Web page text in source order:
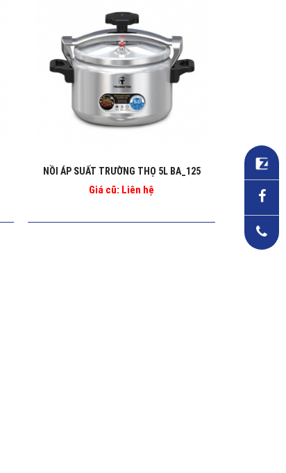
NỒI ÁP SUẤT TRƯỜNG THỌ 5L BA_125
Giá cũ: Liên hệ